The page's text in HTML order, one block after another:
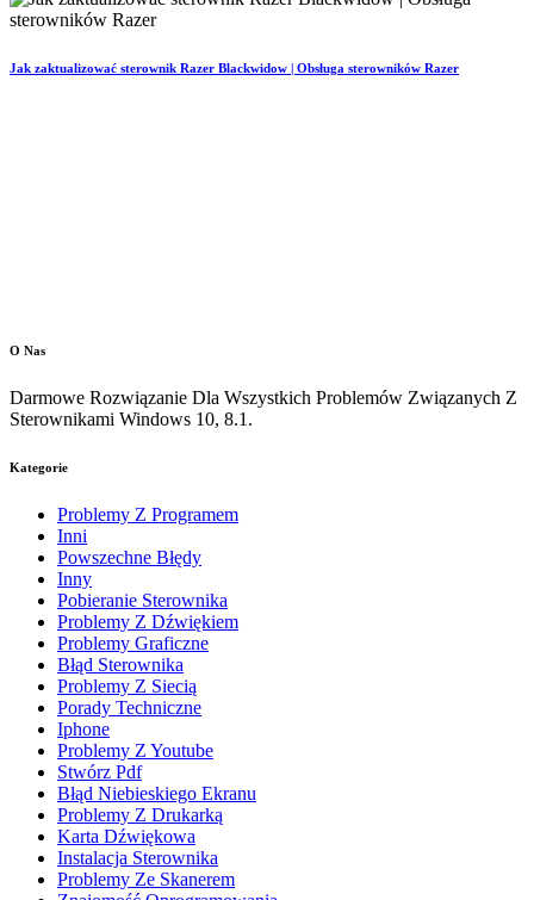
Jak zaktualizować sterownik Razer Blackwidow | Obsługa sterowników Razer
O Nas
Darmowe Rozwiązanie Dla Wszystkich Problemów Związanych Z
Sterownikami Windows 10, 8.1.
Kategorie
Problemy Z Programem
Inni
Powszechne Błędy
Inny
Pobieranie Sterownika
Problemy Z Dźwiękiem
Problemy Graficzne
Błąd Sterownika
Problemy Z Siecią
Porady Techniczne
Iphone
Problemy Z Youtube
Stwórz Pdf
Błąd Niebieskiego Ekranu
Problemy Z Drukarką
Karta Dźwiękowa
Instalacja Sterownika
Problemy Ze Skanerem